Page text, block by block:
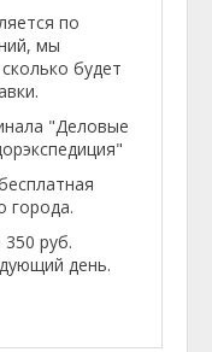
по
мы
будет
"Деловые
города.
руб.
день.